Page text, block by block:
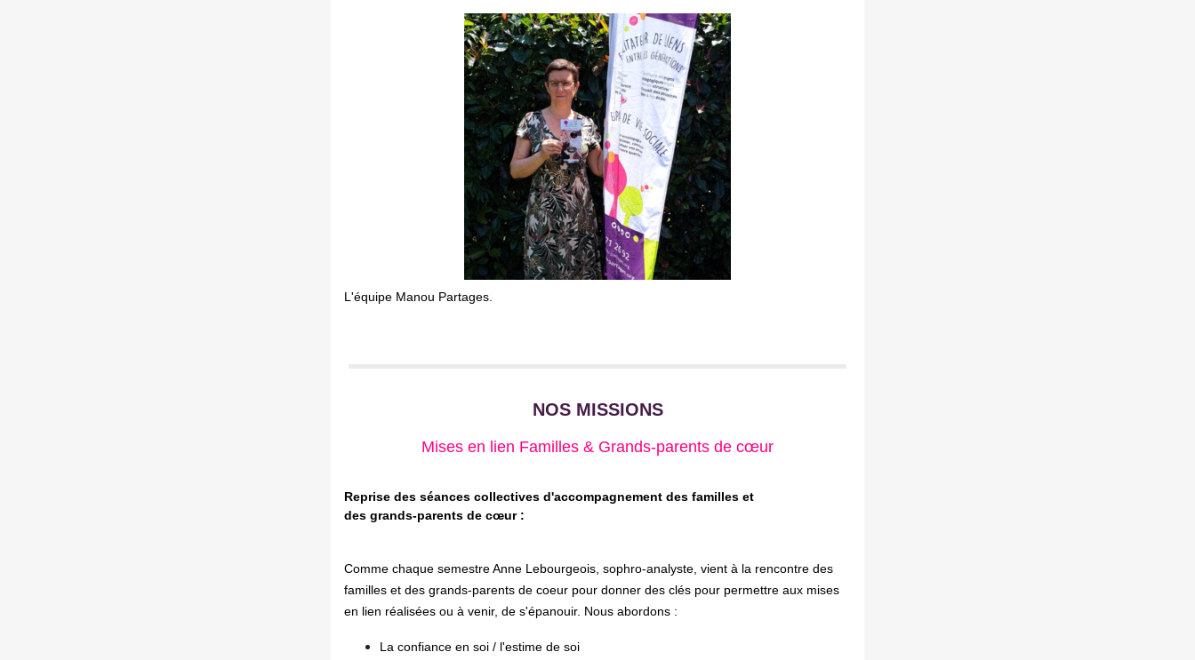
L'équipe Manou Partages.
NOS MISSIONS
Mises en lien Familles & Grands-parents de cœur
Reprise des séances collectives d'accompagnement des familles et
des grands-parents de cœur:
Comme chaque semestre Anne Lebourgeois, sophro-analyste, vient à la rencontre des
familles et des grands-parents de coeur pour donner des clés pour permettre aux mises
en lien réalisées ou à venir, de s'épanouir. Nous abordons :
La confiance en soi / l'estime de soi